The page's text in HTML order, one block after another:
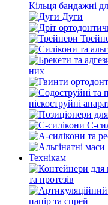
Кільця бандажні
Дуги
них
піскоструйні
С-
Технікам
та протезів
папір та спрей